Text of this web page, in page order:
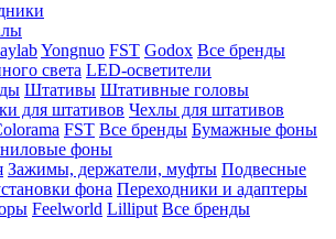
Yongnuo FST Godox Все бренды
света LED-осветители
Штативы Штативные головы
для штативов Чехлы для штативов
FST Все бренды Бумажные фоны
фоны
Зажимы, держатели, муфты Подвесные
фона Переходники и адаптеры
Feelworld Lilliput Все бренды